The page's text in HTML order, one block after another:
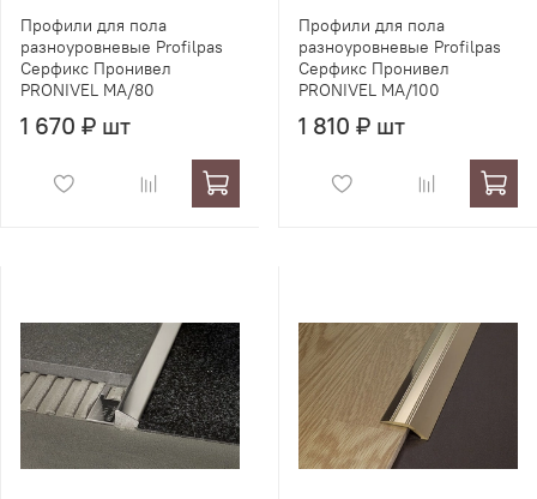
Профили для пола
разноуровневые Profilpas
Серфикс Пронивел
PRONIVEL MA/80
1 670 ₽ шт
Профили для пола
разноуровневые Profilpas
Серфикс Пронивел
PRONIVEL MA/100
1 810 ₽ шт